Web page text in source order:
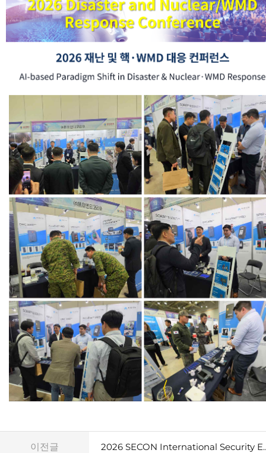
이전글 2026 SECON